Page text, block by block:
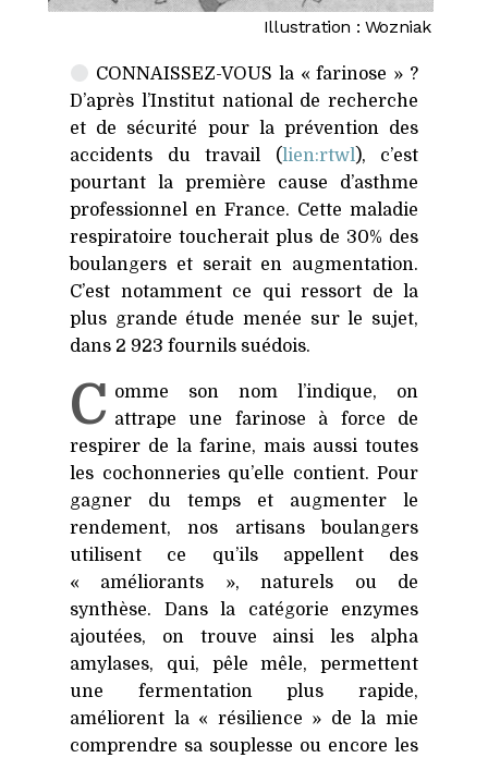
Illustration : Wozniak
CONNAISSEZ-VOUS la « farinose » ?
D’après l’Institut national de recherche
et de sécurité pour la prévention des
accidents du travail (lien:rtwl), c’est
pourtant la première cause d’asthme
professionnel en France. Cette maladie
respiratoire toucherait plus de 30% des
boulangers et serait en augmentation.
C’est notamment ce qui ressort de la
plus grande étude menée sur le sujet,
dans 2 923 fournils suédois.
C omme son nom l’indique, on
attrape une farinose à force de
respirer de la farine, mais aussi toutes
les cochonneries qu’elle contient. Pour
gagner du temps et augmenter le
rendement, nos artisans boulangers
utilisent ce qu’ils appellent des
« améliorants », naturels ou de
synthèse. Dans la catégorie enzymes
ajoutées, on trouve ainsi les alpha
amylases, qui, pêle mêle, permettent
une fermentation plus rapide,
améliorent la « résilience » de la mie
comprendre sa souplesse ou encore les